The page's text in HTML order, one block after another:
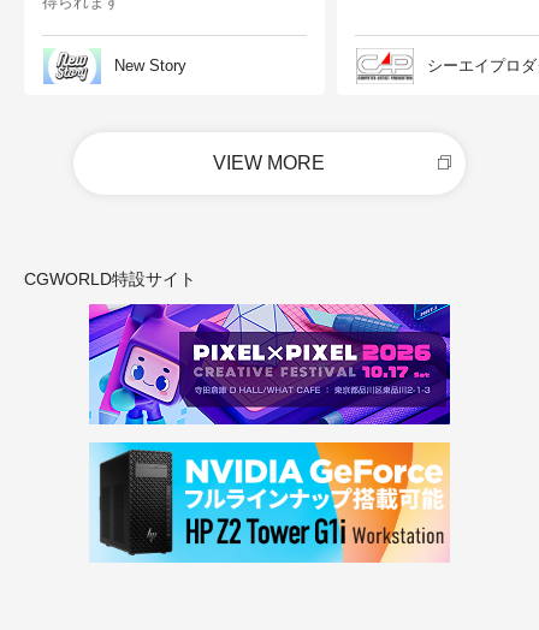
New Story シーエイプロ
VIEW MORE
CGWORLD特設サイト